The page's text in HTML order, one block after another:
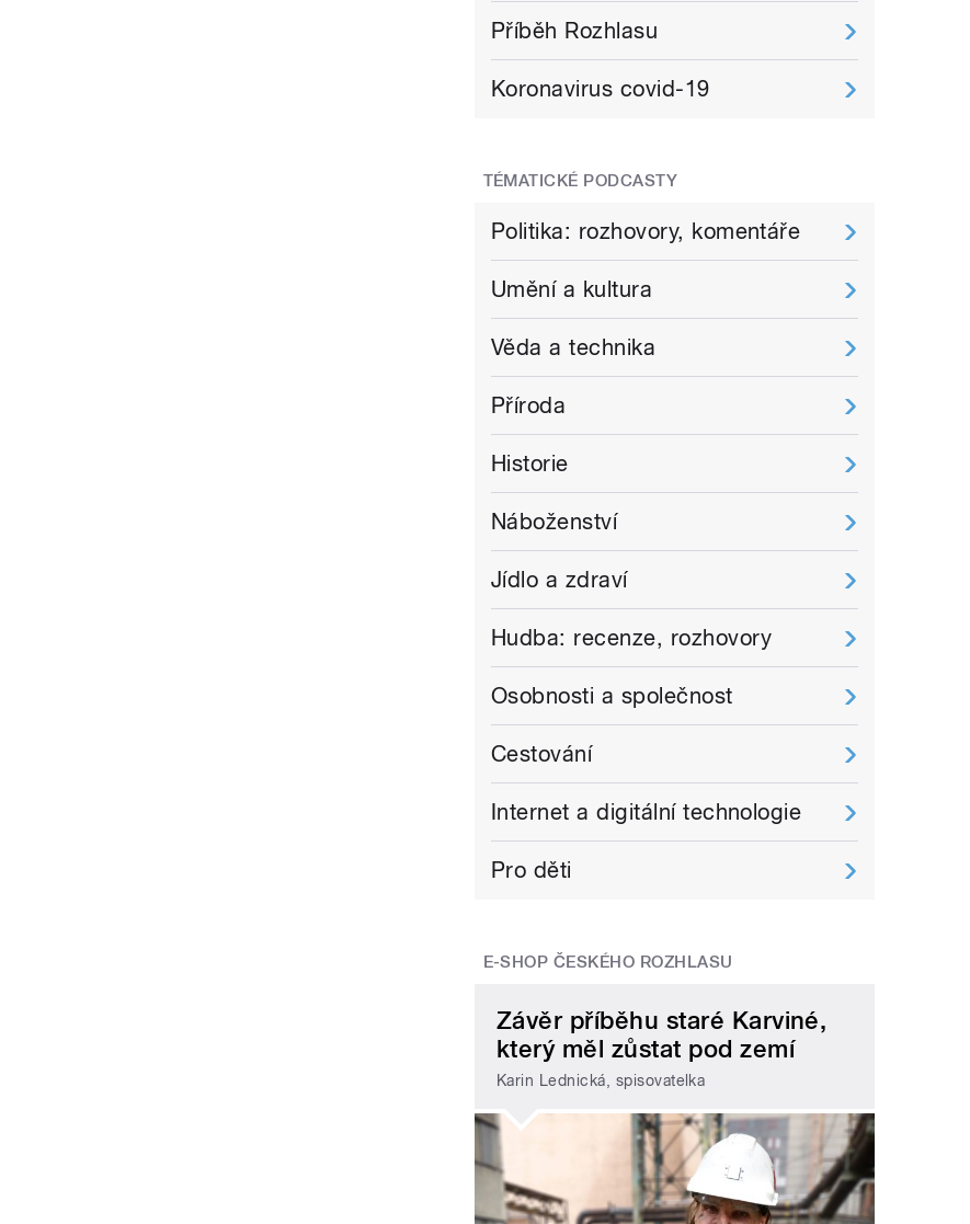
Příběh Rozhlasu
Koronavirus covid-19
TÉMATICKÉ PODCASTY
Politika: rozhovory, komentáře
Umění a kultura
Věda a technika
Příroda
Historie
Náboženství
Jídlo a zdraví
Hudba: recenze, rozhovory
Osobnosti a společnost
Cestování
Internet a digitální technologie
Pro děti
E-SHOP ČESKÉHO ROZHLASU
Závěr příběhu staré Karviné,
který měl zůstat pod zemí
Karin Lednická, spisovatelka